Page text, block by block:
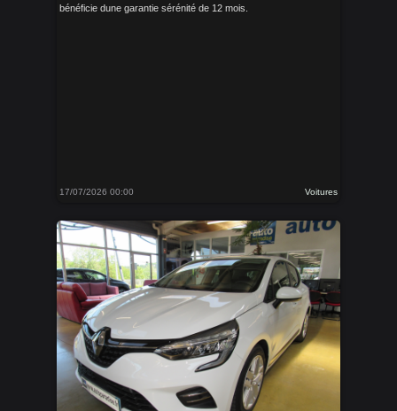
bénéficie dune garantie sérénité de 12 mois.
17/07/2026 00:00 Voitures